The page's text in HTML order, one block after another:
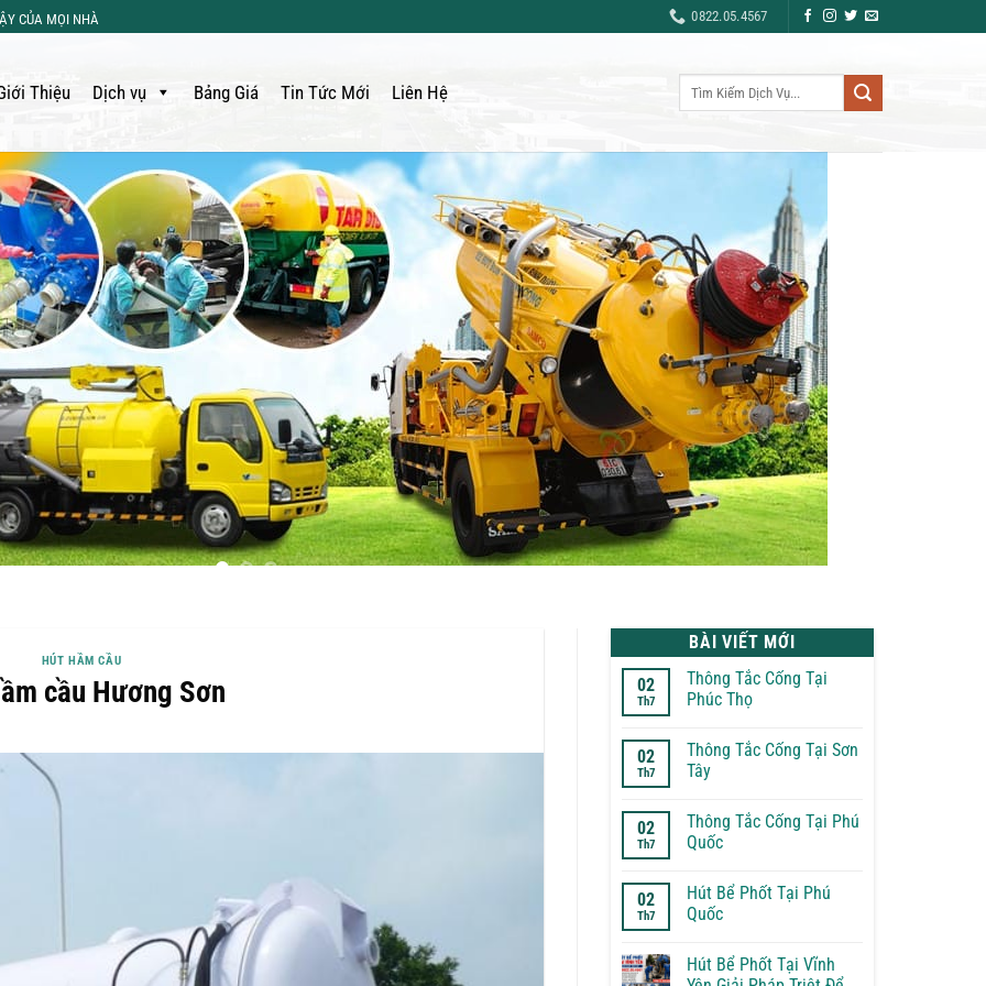
CỦA MỌI NHÀ 0822.05.4567
Thiệu Dịch vụ Bảng Giá Tin Tức Mới Liên Hệ
HÚT HẦM CẦU
cầu Hương Sơn
BÀI VIẾT MỚI
02
Th7
Thông Tắc Cống Tại
Phúc Thọ
bình
luận
ở
Cống
Tại
Phúc
02
Th7
Thông Tắc Cống Tại Sơn
Tây
bình
luận
ở
Cống
Tại
Sơn
02
Th7
Thông Tắc Cống Tại Phú
Quốc
bình
luận
ở
Cống
Tại
02
Th7
Hút Bể Phốt Tại Phú
Quốc
bình
luận
Hút Bể Phốt Tại Vĩnh